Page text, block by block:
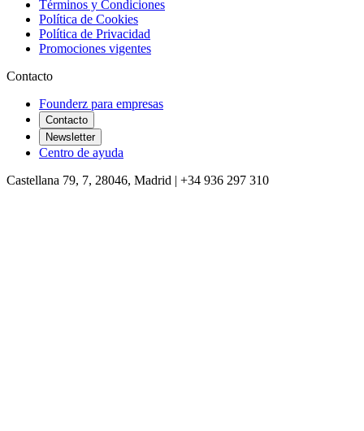
Términos y Condiciones
Política de Cookies
Política de Privacidad
Promociones vigentes
Contacto
Founderz para empresas
Contacto
Newsletter
Centro de ayuda
Castellana 79, 7, 28046, Madrid | +34 936 297 310